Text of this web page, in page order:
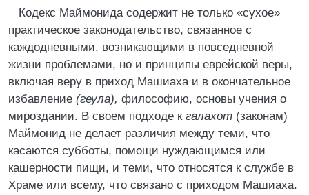
Кодекс Маймонида содержит не только «сухое»
практическое законодательство, связанное с
каждодневными, возникающими в повседневной
жизни проблемами, но и принципы еврейской веры,
включая веру в приход Машиаха и в окончательное
избавление (геула), философию, основы учения о
мироздании. В своем подходе к галахот (законам)
Маймонид не делает различия между теми, что
касаются субботы, помощи нуждающимся или
кашерности пищи, и теми, что относятся к службе в
Храме или всему, что связано с приходом Машиаха.